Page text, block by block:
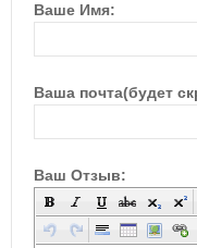
Ваше Имя:
Ваша почта(будет
Ваш Отзыв: